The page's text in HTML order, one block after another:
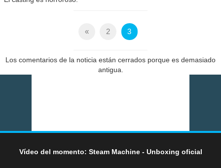
« 2 3
Los comentarios de la noticia están cerrados porque es demasiado
antigua.
Vídeo del momento: Steam Machine - Unboxing oficial